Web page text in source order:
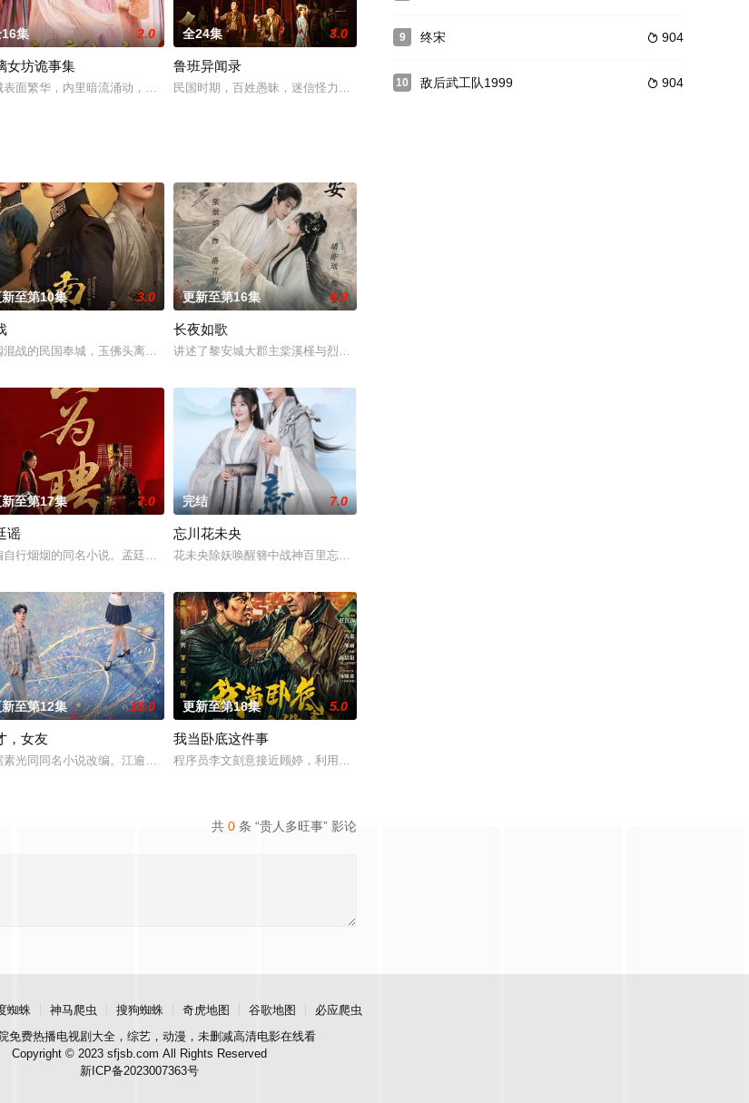
为游方术士。十年后，他借破解“黄仙娶亲”案撕开复仇序幕，却卷入神秘未
雉（方舒 饰）在父亲的安排下嫁给了破落户刘邦（许还山 饰）。丈夫起事，率军东奔西走，征伐不断。作为家眷不仅
集 2.0
女坊诡事集
表面繁华，内里暗流涌动，一系列以女子为目标的离奇案件接连发生。年轻女讼师方沉月（张楚寒饰）来到丰城，带着一个私人的、沉重的目
全24集 3.0
鲁班异闻录
民国时期，百姓愚昧，迷信怪力邪说。李木墩（来喜 饰）是雾城最好的木匠，精通古籍《鲁班秘术》，相传
和好兄弟张小峰奉皇命携天子剑赴云州剿魔，初见独孤晴即中圈套，幸得听风阁主
精心策划的“夏令营”完成复仇的受害者；临终前与遗憾和解的“无用之人”；共享同一具躯体的人格“刮刮乐”；病
至第10集 3.0
混战的民国奉城，玉佛头离奇失窃，戏班主横尸戏台，将冷血少帅许又安与昆曲名伶荣筱楠推向不死不休的对立绝境。而他们不知，对方正是
更新至第16集 6.0
长夜如歌
讲述了黎安城大郡主棠溪槿与烈云峥之间曲折动人的情感，以及他们在复杂局势中坚守初心、勇敢面对困难的
江淮被掳走配“阴婚”。他与女探长穆英搭档，侦破阎王娶亲、五鬼运财、木偶
代表的冀北市公安刑警用自己 的超凡的智慧与过人的勇气，屡破奇案、勇 擒元凶的故事，展现了人民警察的赤胆忠
至第17集 7.0
谣
自行烟烟的同名小说。孟廷辉，大平王朝有史以来个以女子进士科三元及第入翰林院的奇女子。十年前的她被他从死人堆里救出来，蓬头垢面
完结 7.0
忘川花未央
花未央除妖唤醒簪中战神百里忘川元神，二人共感相连，一同寻仙草修复肉身。未央动心，却不知自身是身负
化传媒有限公司
至第12集 10.0
，女友
素光同同名小说改编。江逾白长大以后，林知夏忽然对他说：“江逾白，我喜欢你，哲学和生物学意义上的喜欢。”那个夜晚，他脸颊微热，还听
更新至第18集 5.0
我当卧底这件事
程序员李文刻意接近顾婷，利用顾炎女儿奴的属性，请求老炮儿顾炎带自己用程序员身份卧底电诈集团以求查
共 0 条 “贵人多旺事” 影论
9  904
终宋
10  904
敌后武工队1999
蜘蛛 神马爬虫 搜狗蜘蛛 奇虎地图 谷歌地图
必应爬虫
免费热播电视剧大全，综艺，动漫，未删减高清电影在线看
Copyright © 2023 sfjsb.com All Rights Reserved
新ICP备2023007363号